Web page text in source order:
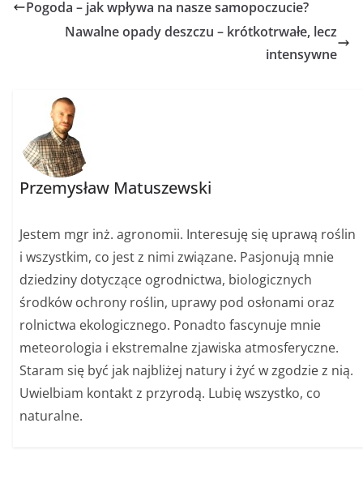
Pogoda – jak wpływa na nasze samopoczucie?
Nawalne opady deszczu – krótkotrwałe, lecz
intensywne
Przemysław Matuszewski
Jestem mgr inż. agronomii. Interesuję się uprawą roślin
i wszystkim, co jest z nimi związane. Pasjonują mnie
dziedziny dotyczące ogrodnictwa, biologicznych
środków ochrony roślin, uprawy pod osłonami oraz
rolnictwa ekologicznego. Ponadto fascynuje mnie
meteorologia i ekstremalne zjawiska atmosferyczne.
Staram się być jak najbliżej natury i żyć w zgodzie z nią.
Uwielbiam kontakt z przyrodą. Lubię wszystko, co
naturalne.